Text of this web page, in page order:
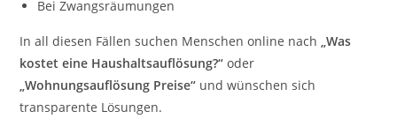
Bei Zwangsräumungen
In all diesen Fällen suchen Menschen online nach „Was
kostet eine Haushaltsauflösung?“ oder
„Wohnungsauflösung Preise“ und wünschen sich
transparente Lösungen.